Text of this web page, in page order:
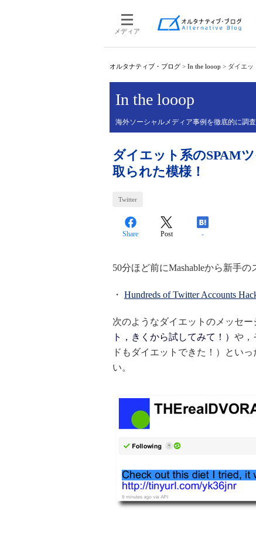
メディア
オルタナティブ・ブログ > In the looop > ダイエッ
In the looop
海外ソーシャルメディア事例を徹底的に調
ダイエット系のSPAM
取られた模様！
Twitter
Share Post -
50分ほど前にMashableから新手
・ Hundreds of Twitter Accounts
次のようなダイエットのメッセー
ト，きくから試してみて！） や，
ドもダイエットできた！）とい
い。